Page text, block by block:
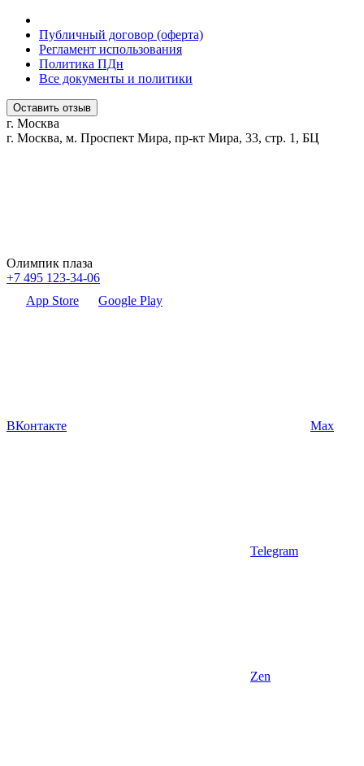
Публичный договор (оферта)
Регламент использования
Политика ПДн
Все документы и политики
Оставить отзыв
г. Москва
г. Москва, м. Проспект Мира, пр-кт Мира, 33, стр. 1, БЦ
Олимпик плаза
+7 495 123-34-06
App Store
Google Play
ВКонтакте Max
Telegram
Zen